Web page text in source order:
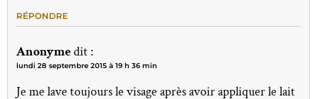
RÉPONDRE
Anonymedit :
lundi 28 septembre 2015 à 19 h 36 min
Je me lave toujours le visage après avoir appliquer le lait